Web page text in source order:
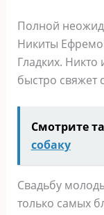
Полной
Никиты
Гладких. Никто
быстро свяжет
Смотрите
собаку
Свадьбу
только самых